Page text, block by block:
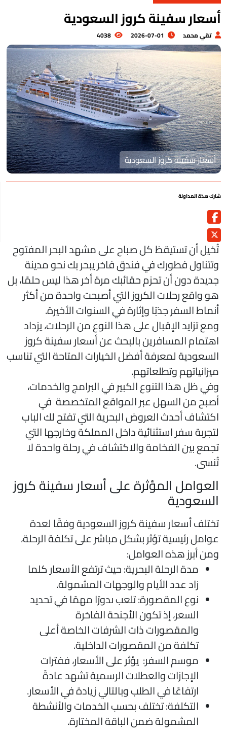
سفينة كروز السعودية
تقي محمد 2026-07-01
4038
أسعار سفينة كروز السعودية
هذة المداونة
أن تستيقظ كل صباح على مشهد البحر المفتوح
فطورك في فندق فاخر يبحر بك نحو مدينة
دون أن تحزم حقائبك مرة أخر هذا ليس حلمًا، بل
واقع رحلات الكروز التي أصبحت واحدة من أكثر
السفر جذبًا وإثارة في السنوات الأخيرة.
تزايد الإقبال على هذا النوع من الرحلات، يزداد
المسافرين بالبحث عن أسعار سفينة كروز
لمعرفة أفضل الخيارات المتاحة التي تناسب
وتطلعاتهم.
ظل هذا التنوع الكبير في البرامج والخدمات،
من السهل عبر المواقع المتخصصة في
أحدث العروض البحرية التي تفتح لك الباب
سفر استثنائية داخل المملكة وخارجها التي
بين الفخامة والاكتشاف في رحلة واحدة لا
المؤثرة على أسعار سفينة كروز
أسعار سفينة كروز السعودية وفقًا لعدة
رئيسية تؤثر بشكل مباشر على تكلفة الرحلة،
أبرز هذه العوامل:
مدة الرحلة البحرية: حيث ترتفع الأسعار كلما
زاد عدد الأيام والوجهات المشمولة.
نوع المقصورة: تلعب ىدورًا مهمًا في تحديد
السعر، إذ تكون الأجنحة الفاخرة
والمقصورات ذات الشرفات الخاصة أعلى
تكلفة من المقصورات الداخلية.
موسم السفر: يؤثر على الأسعار، ففترات
الإجازات والعطلات الرسمية تشهد عادةً
ارتفاعًا في الطلب وبالتالي زيادة في الأسعار.
التكلفة: تختلف بحسب الخدمات والأنشطة
المشمولة ضمن الباقة المختارة.